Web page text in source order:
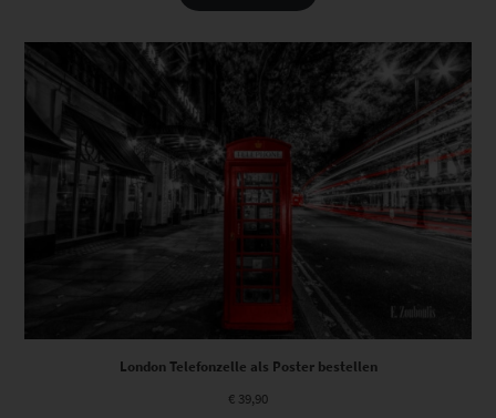
London Telefonzelle als Poster bestellen
€ 39,90